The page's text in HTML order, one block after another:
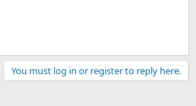
You must log in or register to reply here.